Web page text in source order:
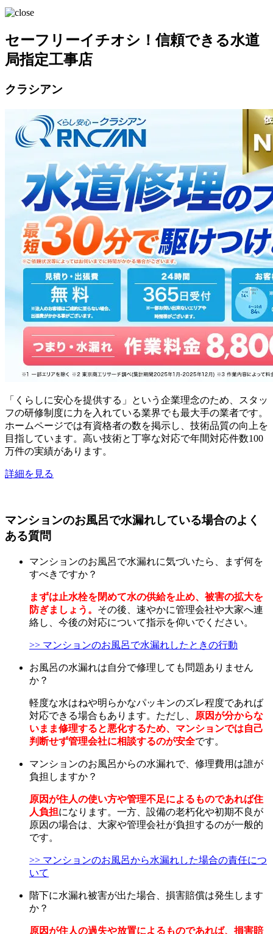
セーフリーイチオシ！信頼できる水道
局指定工事店
クラシアン
「くらしに安心を提供する」という企業理念のため、スタッ
フの研修制度に力を入れている業界でも最大手の業者です。
ホームページでは有資格者の数を掲示し、技術品質の向上を
目指しています。高い技術と丁寧な対応で年間対応件数100
万件の実績があります。
詳細を見る
マンションのお風呂で水漏れしている場合のよく
ある質問
マンションのお風呂で水漏れに気づいたら、まず何を
すべきですか？
まずは止水栓を閉めて水の供給を止め、被害の拡大を
防ぎましょう。 その後、速やかに管理会社や大家へ連
絡し、今後の対応について指示を仰いでください。
>> マンションのお風呂で水漏れしたときの行動
お風呂の水漏れは自分で修理しても問題ありません
か？
軽度な水はねや明らかなパッキンのズレ程度であれば
対応できる場合もあります。ただし、
原因が分からな
いまま修理すると悪化するため、マンションでは自己
判断せず管理会社に相談するのが安全です。
マンションのお風呂からの水漏れで、修理費用は誰が
負担しますか？
原因が住人の使い方や管理不足によるものであれば住
人負担になります。一方、設備の老朽化や初期不良が
原因の場合は、大家や管理会社が負担するのが一般的
です。
>> マンションのお風呂から水漏れした場合の責任につ
いて
階下に水漏れ被害が出た場合、損害賠償は発生します
か？
原因が住人の過失や放置によるものであれば、損害賠